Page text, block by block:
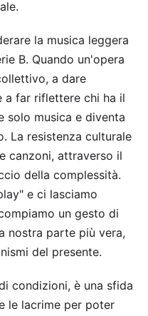
la musica leggera
B. Quando un'opera
a dare
far riflettere chi ha il
solo musica e diventa
La resistenza culturale
canzoni, attraverso il
della complessità.
e ci lasciamo
un gesto di
nostra parte più vera,
del presente.
condizioni, è una sfida
le lacrime per poter